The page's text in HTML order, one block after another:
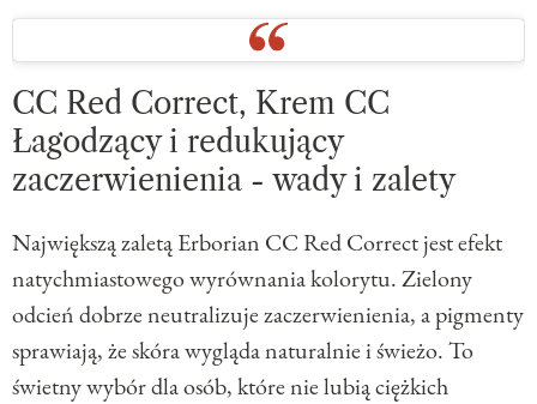
CC Red Correct, Krem CC
Łagodzący i redukujący
zaczerwienienia - wady i zalety
Największą zaletą Erborian CC Red Correct jest efekt
natychmiastowego wyrównania kolorytu. Zielony
odcień dobrze neutralizuje zaczerwienienia, a pigmenty
sprawiają, że skóra wygląda naturalnie i świeżo. To
świetny wybór dla osób, które nie lubią ciężkich